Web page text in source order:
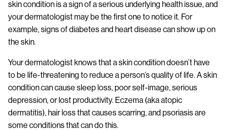
skin condition is a sign of a serious underlying health issue, and
your dermatologist may be the first one to notice it. For
example, signs of diabetes and heart disease can show up on
the skin.
Your dermatologist knows that a skin condition doesn’t have
to be life-threatening to reduce a person’s quality of life. A skin
condition can cause sleep loss, poor self-image, serious
depression, or lost productivity. Eczema (aka atopic
dermatitis), hair loss that causes scarring, and psoriasis are
some conditions that can do this.